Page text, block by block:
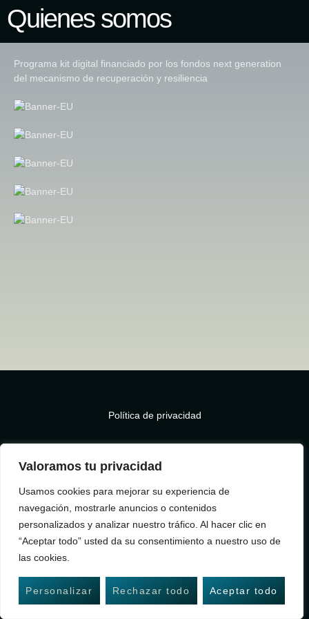
Valoramos tu privacidad
Usamos cookies para mejorar su experiencia de
navegación, mostrarle anuncios o contenidos
personalizados y analizar nuestro tráfico. Al hacer clic en
“Aceptar todo” usted da su consentimiento a nuestro uso de
las cookies.
Personalizar Rechazar todo Aceptar todo
Quienes somos
Programa kit digital financiado por los fondos next generation
del mecanismo de recuperación y resiliencia
Política de privacidad
Accesibilidad
Política de cookies
Spanish